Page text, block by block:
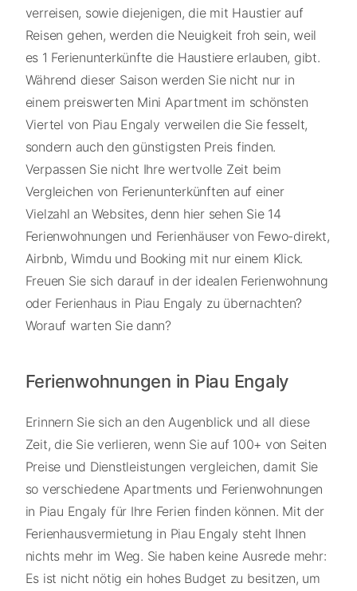
verreisen, sowie diejenigen, die mit Haustier auf
Reisen gehen, werden die Neuigkeit froh sein, weil
es 1 Ferienunterkünfte die Haustiere erlauben, gibt.
Während dieser Saison werden Sie nicht nur in
einem preiswerten Mini Apartment im schönsten
Viertel von Piau Engaly verweilen die Sie fesselt,
sondern auch den günstigsten Preis finden.
Verpassen Sie nicht Ihre wertvolle Zeit beim
Vergleichen von Ferienunterkünften auf einer
Vielzahl an Websites, denn hier sehen Sie 14
Ferienwohnungen und Ferienhäuser von Fewo-direkt,
Airbnb, Wimdu und Booking mit nur einem Klick.
Freuen Sie sich darauf in der idealen Ferienwohnung
oder Ferienhaus in Piau Engaly zu übernachten?
Worauf warten Sie dann?
Ferienwohnungen in Piau Engaly
Erinnern Sie sich an den Augenblick und all diese
Zeit, die Sie verlieren, wenn Sie auf 100+ von Seiten
Preise und Dienstleistungen vergleichen, damit Sie
so verschiedene Apartments und Ferienwohnungen
in Piau Engaly für Ihre Ferien finden können. Mit der
Ferienhausvermietung in Piau Engaly steht Ihnen
nichts mehr im Weg. Sie haben keine Ausrede mehr:
Es ist nicht nötig ein hohes Budget zu besitzen, um